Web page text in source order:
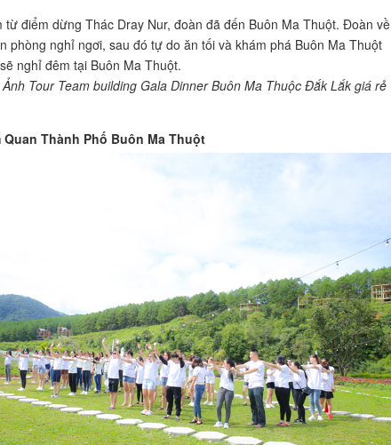
từ điểm dừng Thác Dray Nur, đoàn đã đến Buôn Ma Thuột. Đoàn về
phòng nghỉ ngơi, sau đó tự do ăn tối và khám phá Buôn Ma Thuột
nghỉ đêm tại Buôn Ma Thuột.
Tour Team building Gala Dinner Buôn Ma Thuộc Đắk Lắk giá rẻ
Quan Thành Phố Buôn Ma Thuột